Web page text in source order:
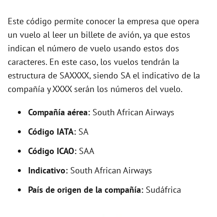
d
e
o
Este código permite conocer la empresa que opera
un vuelo al leer un billete de avión, ya que estos
indican el número de vuelo usando estos dos
caracteres. En este caso, los vuelos tendrán la
estructura de SAXXXX, siendo SA el indicativo de la
compañía y XXXX serán los números del vuelo.
Compañía aérea: South African Airways
Código IATA: SA
Código ICAO: SAA
Indicativo: South African Airways
País de origen de la compañía: Sudáfrica